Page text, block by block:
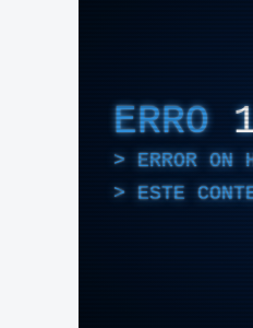
ERRO
ERROR ON
ESTE